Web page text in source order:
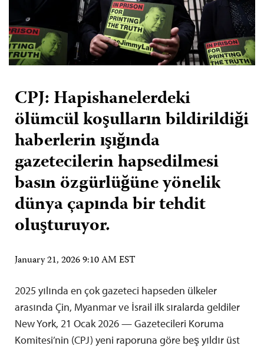
CPJ: Hapishanelerdeki
ölümcül koşulların bildirildiği
haberlerin ışığında
gazetecilerin hapsedilmesi
basın özgürlüğüne yönelik
dünya çapında bir tehdit
oluşturuyor.
January 21, 2026 9:10 AM EST
2025 yılında en çok gazeteci hapseden ülkeler
arasında Çin, Myanmar ve İsrail ilk sıralarda geldiler
New York, 21 Ocak 2026 — Gazetecileri Koruma
Komitesi’nin (CPJ) yeni raporuna göre beş yıldır üst